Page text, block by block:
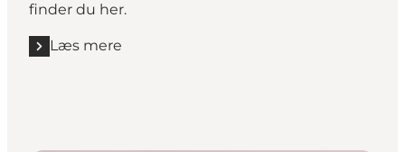
finder du her.
Læs mere